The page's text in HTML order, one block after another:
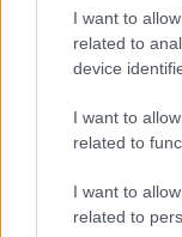
I want to
related to
device
I want to
related to
I want to
related to
perché fa; se
fare meglio.
Le ragioni per
non
non è soltanto
sindaci,